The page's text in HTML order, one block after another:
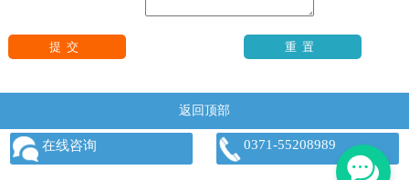
返回顶部
在线咨询 0371-55208989